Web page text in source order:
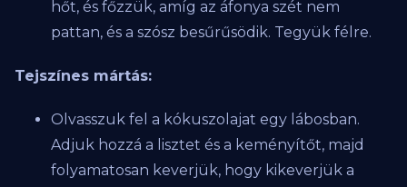
hőt, és főzzük, amíg az áfonya szét nem
pattan, és a szósz besűrűsödik. Tegyük félre.
Tejszínes mártás:
Olvasszuk fel a kókuszolajat egy lábosban.
Adjuk hozzá a lisztet és a keményítőt, majd
folyamatosan keverjük, hogy kikeverjük a